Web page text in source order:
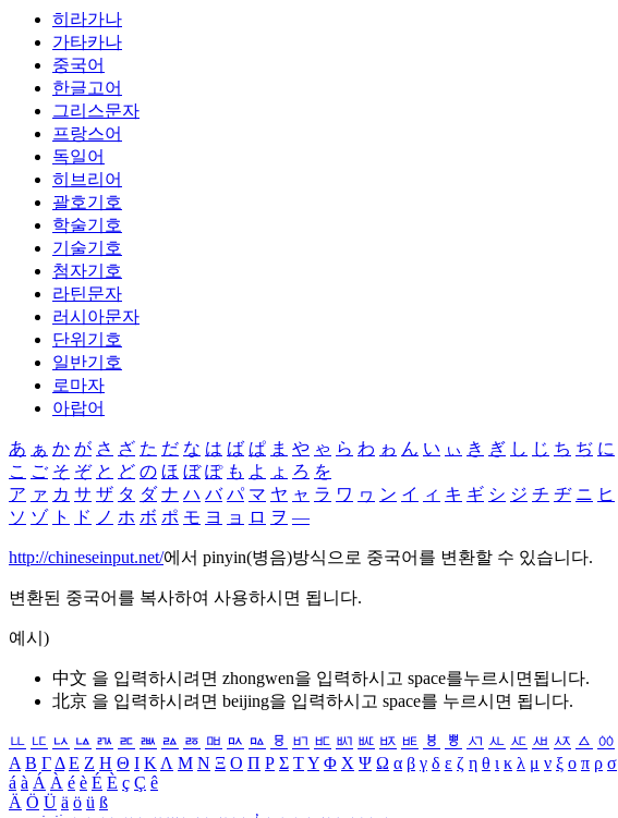
히라가나
가타카나
중국어
한글고어
그리스문자
프랑스어
독일어
히브리어
괄호기호
학술기호
기술기호
첨자기호
라틴문자
러시아문자
단위기호
일반기호
로마자
아랍어
あ ぁ か が さ ざ た だ な は ば ぱ ま や ゃ ら わ ゎ ん い ぃ き ぎ し じ ち ぢ に
こ ご そ ぞ と ど の ほ ぼ ぽ も よ ょ ろ を
ア ァ カ サ ザ タ ダ ナ ハ バ パ マ ヤ ャ ラ ワ ヮ ン イ ィ キ ギ シ ジ チ ヂ ニ ヒ
ソ ゾ ト ド ノ ホ ボ ポ モ ヨ ョ ロ ヲ ―
http://chineseinput.net/에서 pinyin(병음)방식으로 중국어를 변환할 수 있습니다.
변환된 중국어를 복사하여 사용하시면 됩니다.
예시)
中文 을 입력하시려면 zhongwen을 입력하시고 space를누르시면됩니다.
北京 을 입력하시려면 beijing을 입력하시고 space를 누르시면 됩니다.
ㅥ ㅦ ㅧ ㅨ ㅩ ㅪ ㅫ ㅬ ㅭ ㅮ ㅯ ㅰ ㅱ ㅲ ㅳ ㅴ ㅵ ㅶ ㅷ ㅸ ㅹ ㅺ ㅻ ㅼ ㅽ ㅾ ㅿ ㆀ
Α Β ΓΔ Ε Ζ Η Θ Ι ΚΛ Μ Ν Ξ Ο Π Ρ Σ ΤΥ Φ Χ Ψ Ω α β γ δ ε ζ η θ ι κ λ μ ν ξ ο π ρ σ
á à Á À é è É È ç Ç ê
Ä Ö Ü ä ö ü ß